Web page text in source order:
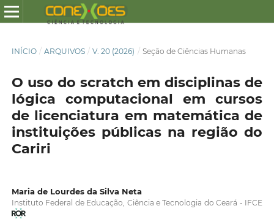
INÍCIO / ARQUIVOS / V. 20 (2026) / Seção de Ciências Humanas
O uso do scratch em disciplinas de
lógica computacional em cursos
de licenciatura em matemática de
instituições públicas na região do
Cariri
Maria de Lourdes da Silva Neta
Instituto Federal de Educação, Ciência e Tecnologia do Ceará - IFCE